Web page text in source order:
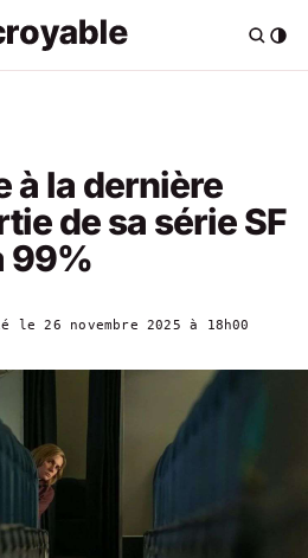
à la dernière
de sa série SF
99%
le26 novembre 2025 à 18h00